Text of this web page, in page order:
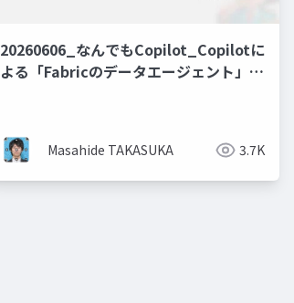
20260606_なんでもCopilot_Copilotに
よる「Fabricのデータエージェント」と
Masahide TAKASUKA 3.7K